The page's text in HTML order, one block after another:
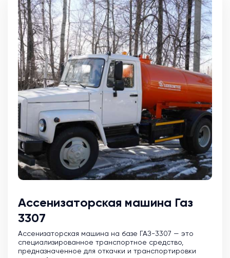
Ассенизаторская машина Газ
3307
Ассенизаторская машина на базе ГАЗ-3307 — это
специализированное транспортное средство,
предназначенное для откачки и транспортировки